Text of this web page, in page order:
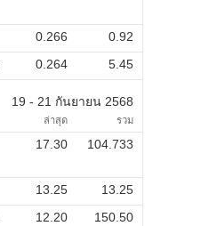
0.266
0.92
0.264 5.45
19 - 21 กันยายน 2568
ล่าสุด รวม
17.30 104.733
13.25
13.25
12.20 150.50